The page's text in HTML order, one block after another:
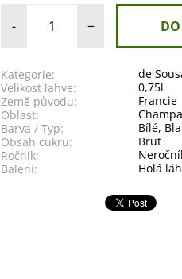
- +
Kategorie:
de
Velikost lahve:
0,75l
Země původu:
Francie
Oblast:
Barva / Typ:
Bílé,
Obsah cukru:
Brut
Ročník:
Balení:
Holá